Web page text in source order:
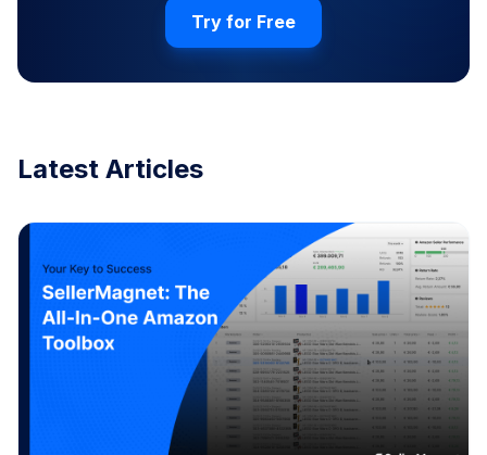
Try for Free
Latest Articles